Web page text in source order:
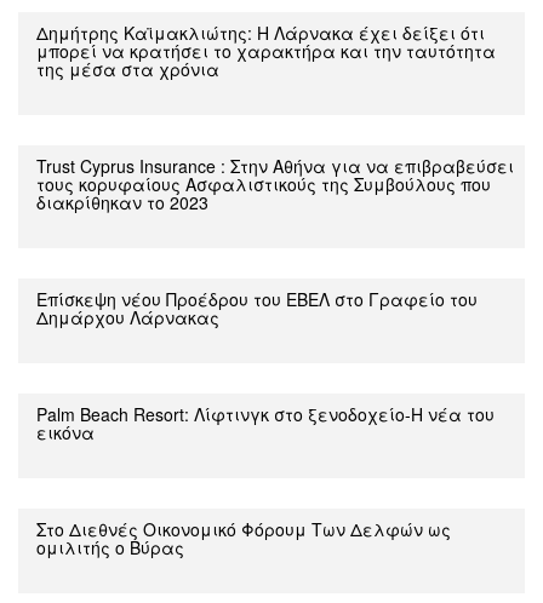
Δημήτρης Καϊμακλιώτης: H Λάρνακα έχει δείξει ότι
μπορεί να κρατήσει το χαρακτήρα και την ταυτότητα
της μέσα στα χρόνια
Trust Cyprus Insurance : Στην Αθήνα για να επιβραβεύσει
τους κορυφαίους Ασφαλιστικούς της Συμβούλους που
διακρίθηκαν το 2023
Επίσκεψη νέου Προέδρου του ΕΒΕΛ στο Γραφείο του
Δημάρχου Λάρνακας
Palm Beach Resort: Λίφτινγκ στο ξενοδοχείο-Η νέα του
εικόνα
Στο Διεθνές Οικονομικό Φόρουμ Των Δελφών ως
ομιλιτής ο Βύρας